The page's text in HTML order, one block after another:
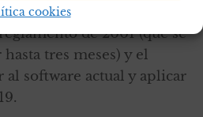
cookies
el primero, para adecuar
de 2001 (que se
tres meses) y el
al software actual y aplicar